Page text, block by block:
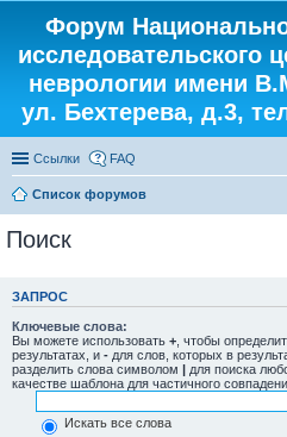
Форум
исследовательского
неврологии имени
ул. Бехтерева, д.3,
Ссылки FAQ
Список форумов
Поиск
ЗАПРОС
Ключевые слова:
Вы можете использовать + , чтобы
результатах, и - для слов, которых в
разделить слова символом | для поиска
качестве шаблона для частичного
Искать все слова